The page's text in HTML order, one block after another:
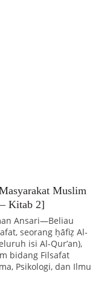
Muslim
Kitab 2]
Ansari—Beliau
seorang ḥāfiẓ Al-
isi Al-Qur’an),
bidang Filsafat
Psikologi, dan Ilmu